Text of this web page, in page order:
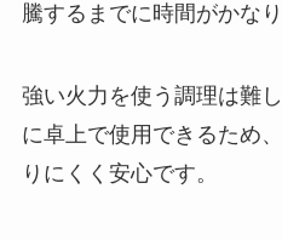
騰するまでに時間がかな
強い火力を使う調理は難
に卓上で使用できるため
りにくく安心です。